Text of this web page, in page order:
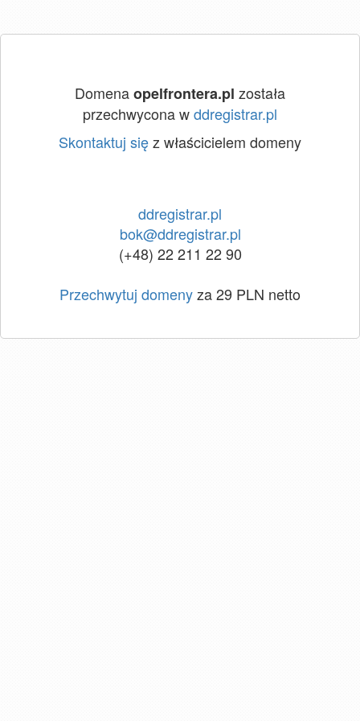
Domenaopelfrontera.pl została
przechwycona wddregistrar.pl
Skontaktuj sięz właścicielem domeny
ddregistrar.pl
bok@ddregistrar.pl
(+48) 22 211 22 90
Przechwytuj domenyza 29 PLN netto